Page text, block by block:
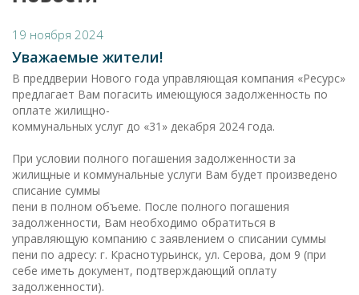
19 ноября 2024
Уважаемые жители!
В преддверии Нового года управляющая компания «Ресурс»
предлагает Вам погасить имеющуюся задолженность по
оплате жилищно-
коммунальных услуг до «31» декабря 2024 года.
При условии полного погашения задолженности за
жилищные и коммунальные услуги Вам будет произведено
списание суммы
пени в полном объеме. После полного погашения
задолженности, Вам необходимо обратиться в
управляющую компанию с заявлением о списании суммы
пени по адресу: г. Краснотурьинск, ул. Серова, дом 9 (при
себе иметь документ, подтверждающий оплату
задолженности).